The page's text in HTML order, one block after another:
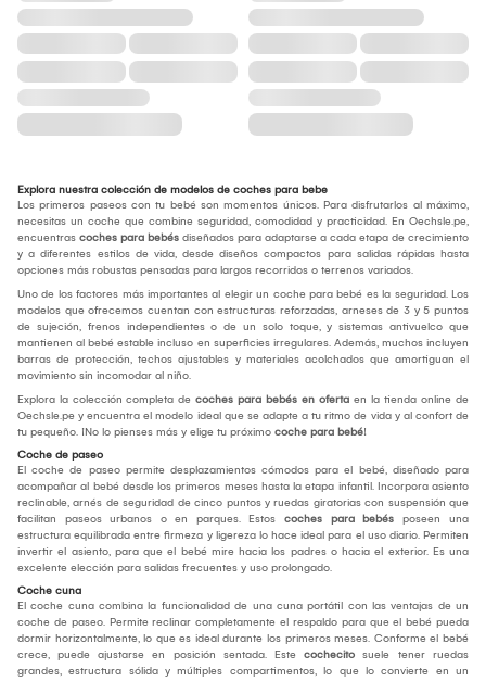
Explora nuestra colección de modelos de coches para bebe
Los primeros paseos con tu bebé son momentos únicos. Para disfrutarlos al máximo,
necesitas un coche que combine seguridad, comodidad y practicidad. En Oechsle.pe,
encuentras coches para bebés diseñados para adaptarse a cada etapa de crecimiento
y a diferentes estilos de vida, desde diseños compactos para salidas rápidas hasta
opciones más robustas pensadas para largos recorridos o terrenos variados.
Uno de los factores más importantes al elegir un coche para bebé es la seguridad. Los
modelos que ofrecemos cuentan con estructuras reforzadas, arneses de 3 y 5 puntos
de sujeción, frenos independientes o de un solo toque, y sistemas antivuelco que
mantienen al bebé estable incluso en superficies irregulares. Además, muchos incluyen
barras de protección, techos ajustables y materiales acolchados que amortiguan el
movimiento sin incomodar al niño.
Explora la colección completa de coches para bebés en oferta en la tienda online de
Oechsle.pe y encuentra el modelo ideal que se adapte a tu ritmo de vida y al confort de
tu pequeño. ¡No lo pienses más y elige tu próximo coche para bebé!
Coche de paseo
El coche de paseo permite desplazamientos cómodos para el bebé, diseñado para
acompañar al bebé desde los primeros meses hasta la etapa infantil. Incorpora asiento
reclinable, arnés de seguridad de cinco puntos y ruedas giratorias con suspensión que
facilitan paseos urbanos o en parques. Estos coches para bebés poseen una
estructura equilibrada entre firmeza y ligereza lo hace ideal para el uso diario. Permiten
invertir el asiento, para que el bebé mire hacia los padres o hacia el exterior. Es una
excelente elección para salidas frecuentes y uso prolongado.
Coche cuna
El coche cuna combina la funcionalidad de una cuna portátil con las ventajas de un
coche de paseo. Permite reclinar completamente el respaldo para que el bebé pueda
dormir horizontalmente, lo que es ideal durante los primeros meses. Conforme el bebé
crece, puede ajustarse en posición sentada. Este cochecito suele tener ruedas
grandes, estructura sólida y múltiples compartimentos, lo que lo convierte en un